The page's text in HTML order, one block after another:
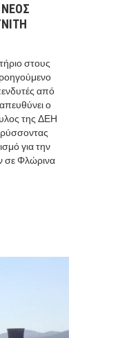
στους
από
ο
της ΔΕΗ
για την
σε Φλώρινα